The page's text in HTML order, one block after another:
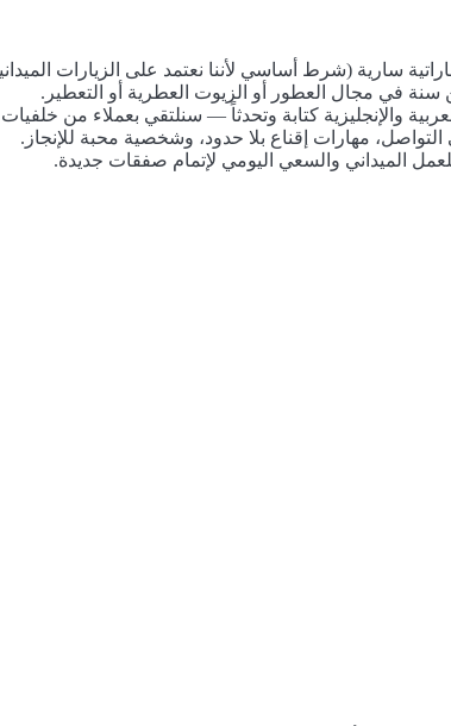
سارية (شرط أساسي لأننا نعتمد على الزيارات
سنة في مجال العطور أو الزيوت العطرية أو التعطير.
والإنجليزية كتابة وتحدثاً — سنلتقي بعملاء من
مهارات إقناع بلا حدود، وشخصية محبة للإنجاز.
الميداني والسعي اليومي لإتمام صفقات جديدة.